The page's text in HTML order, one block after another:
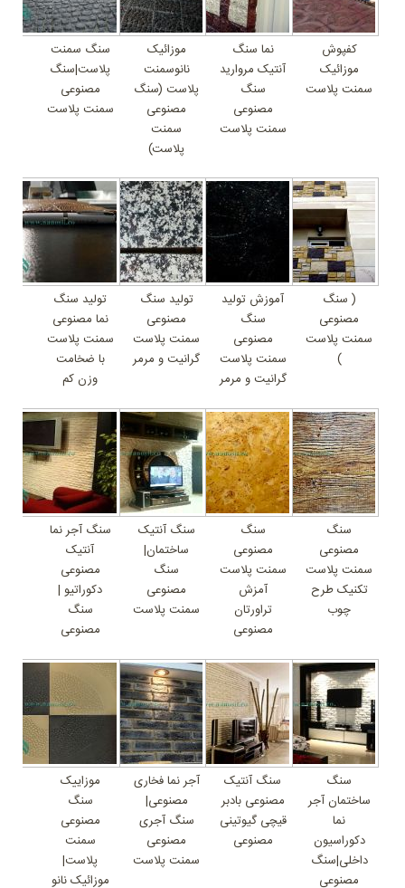
کفپوش
موزائیک
سمنت پلاست
نما سنگ
آنتیک مروارید
سنگ
مصنوعی
سمنت پلاست
موزائیک
نانوسمنت
پلاست (سنگ
مصنوعی
سمنت
پلاست)
سنگ سمنت
پلاست|سنگ
مصنوعی
سمنت پلاست
( سنگ
مصنوعی
سمنت پلاست
)
آموزش تولید
سنگ
مصنوعی
سمنت پلاست
گرانیت و مرمر
تولید سنگ
مصنوعی
سمنت پلاست
گرانیت و مرمر
تولید سنگ
نما مصنوعی
سمنت پلاست
با ضخامت
وزن کم
سنگ
مصنوعی
سمنت پلاست
تکنیک طرح
چوب
سنگ
مصنوعی
سمنت پلاست
آمزش
تراورتان
مصنوعی
سنگ آنتیک
ساختمان|
سنگ
مصنوعی
سمنت پلاست
سنگ آجر نما
آنتیک
مصنوعی
دکوراتیو |
سنگ
مصنوعی
سنگ
ساختمان آجر
نما
دکوراسیون
داخلی|سنگ
مصنوعی
سنگ آنتیک
مصنوعی بادبر
قیچی گیوتینی
مصنوعی
آجر نما فخاری
مصنوعی|
سنگ آجری
مصنوعی
سمنت پلاست
موزاییک
سنگ
مصنوعی
سمنت
پلاست|
موزائیک نانو